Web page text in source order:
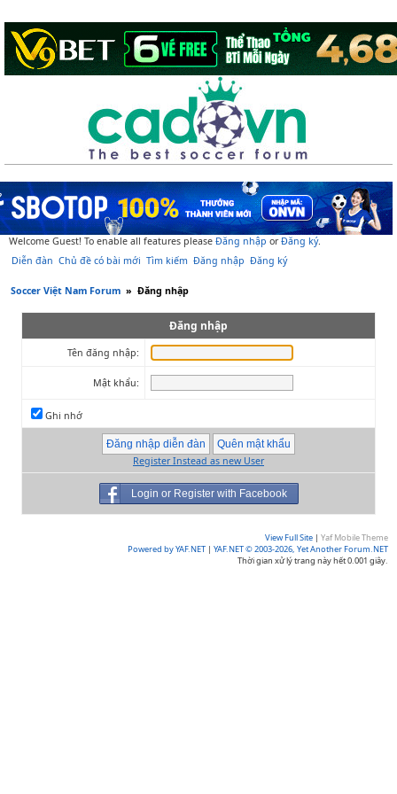
Welcome Guest! To enable all features please Đăng nhập orĐăng ký.
Diễn đàn Chủ đề có bài mới Tìm kiếm Đăng nhập Đăng ký
Soccer Việt Nam Forum » Đăng nhập
Đăng nhập
Tên đăng nhập:
Mật khẩu:
Ghi nhớ
Register Instead as new User
Login or Register with Facebook
View Full Site | Yaf Mobile Theme
Powered by YAF.NET | YAF.NET © 2003-2026, Yet Another Forum.NET
Thời gian xử lý trang này hết 0.001 giây.